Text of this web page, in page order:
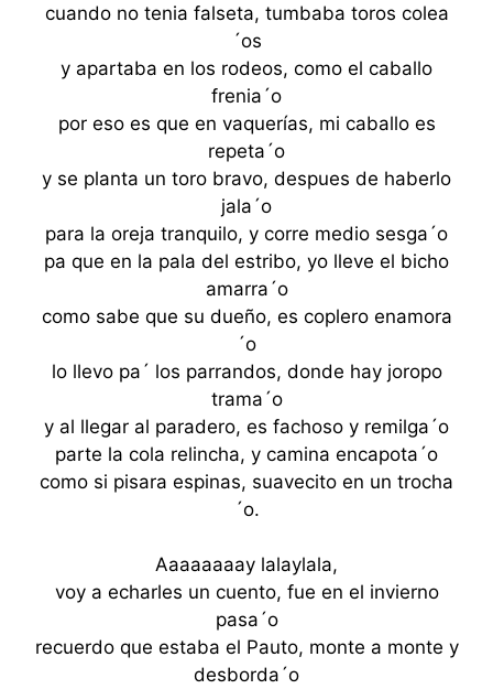
cuando no tenia falseta, tumbaba toros colea
´os
y apartaba en los rodeos, como el caballo
frenia´o
por eso es que en vaquerías, mi caballo es
repeta´o
y se planta un toro bravo, despues de haberlo
jala´o
para la oreja tranquilo, y corre medio sesga´o
pa que en la pala del estribo, yo lleve el bicho
amarra´o
como sabe que su dueño, es coplero enamora
´o
lo llevo pa´ los parrandos, donde hay joropo
trama´o
y al llegar al paradero, es fachoso y remilga´o
parte la cola relincha, y camina encapota´o
como si pisara espinas, suavecito en un trocha
´o.
Aaaaaaaay lalaylala,
voy a echarles un cuento, fue en el invierno
pasa´o
recuerdo que estaba el Pauto, monte a monte y
desborda´o